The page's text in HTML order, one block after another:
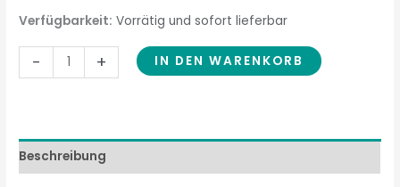
Verfügbarkeit: Vorrätig und sofort lieferbar
- + IN DEN WARENKORB
Beschreibung